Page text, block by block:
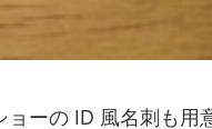
ョーの ID 風名刺も用